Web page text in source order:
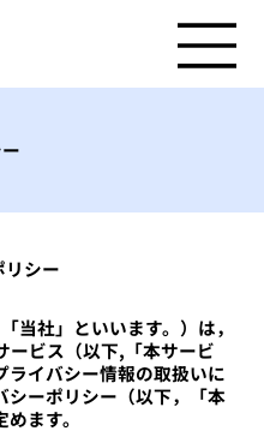
リシー
当社」といいます。）は，
ービス（以下,「本サービ
ライバシー情報の取扱いに
シーポリシー（以下，「本
ます。